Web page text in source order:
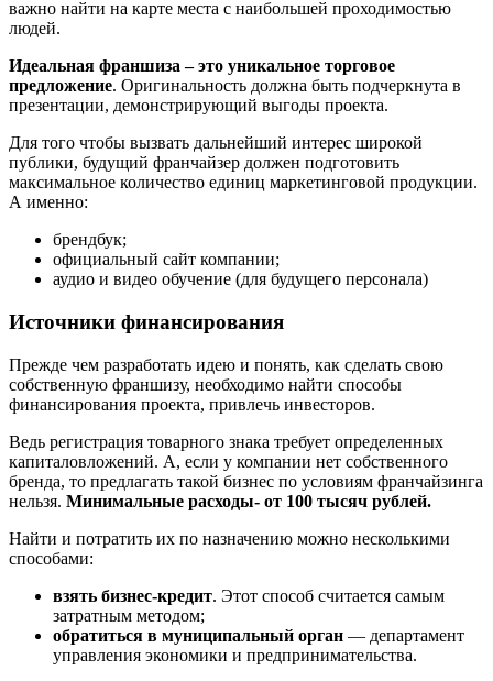
важно найти на карте места с наибольшей проходимостью
людей.
Идеальная франшиза – это уникальное торговое
предложение. Оригинальность должна быть подчеркнута в
презентации, демонстрирующий выгоды проекта.
Для того чтобы вызвать дальнейший интерес широкой
публики, будущий франчайзер должен подготовить
максимальное количество единиц маркетинговой продукции.
А именно:
брендбук;
официальный сайт компании;
аудио и видео обучение (для будущего персонала)
Источники финансирования
Прежде чем разработать идею и понять, как сделать свою
собственную франшизу, необходимо найти способы
финансирования проекта, привлечь инвесторов.
Ведь регистрация товарного знака требует определенных
капиталовложений. А, если у компании нет собственного
бренда, то предлагать такой бизнес по условиям франчайзинга
нельзя. Минимальные расходы- от 100 тысяч рублей.
Найти и потратить их по назначению можно несколькими
способами:
взять бизнес-кредит. Этот способ считается самым
затратным методом;
обратиться в муниципальный орган — департамент
управления экономики и предпринимательства.